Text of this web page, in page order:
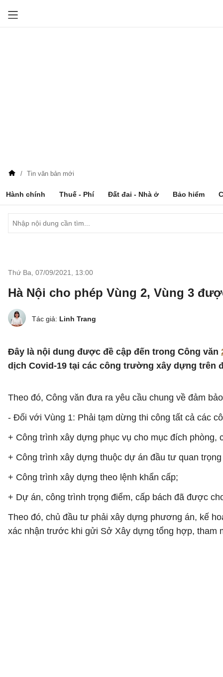
Tin văn bản mới
Hành chính Thuế - Phí Đất đai - Nhà ở Bảo hiểm
Thứ Ba, 07/09/2021 13:00
Hà Nội cho phép Vùng 2, Vùng 3
Tác giả: Linh Trang
Đây là nội dung được đề cập đến trong Công văn
dịch Covid-19 tại các công trường xây dựng trên
Theo đó, Công văn đưa ra yêu cầu chung về đảm
- Đối với Vùng 1: Phải tạm dừng thi công tất cả các
+ Công trình xây dựng phục vụ cho mục đích phòng,
+ Công trình xây dựng thuộc dự án đầu tư quan
+ Công trình xây dựng theo lệnh khẩn cấp;
+ Dự án, công trình trọng điểm, cấp bách đã được
Theo đó, chủ đầu tư phải xây dựng phương án, kế
xác nhận trước khi gửi Sở Xây dựng tổng hợp, tham